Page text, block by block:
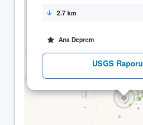
2.7 km
Ana Deprem
USGS Raporu